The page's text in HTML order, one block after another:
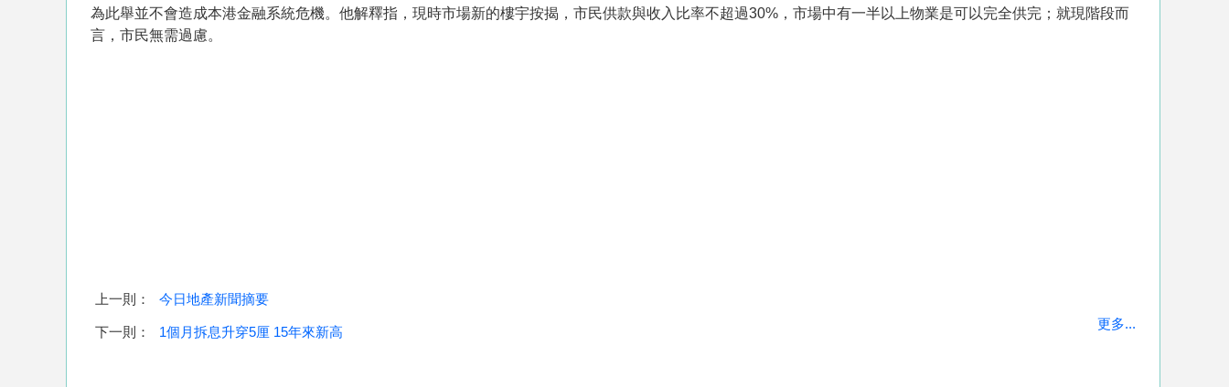
為此舉並不會造成本港金融系統危機。他解釋指，現時市場新的樓宇按揭，市民供款與收入比率不超過30%，市場中有一半以上物業是可以完全供完；就現階段而
言，市民無需過慮。
上一則： 今日地產新聞摘要
下一則： 1個月拆息升穿5厘 15年來新高
更多...